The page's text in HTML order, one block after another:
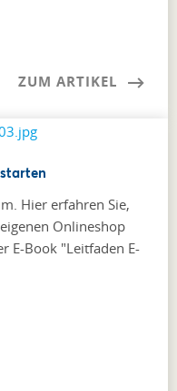
ZUM ARTIKEL
Hier erfahren Sie,
Onlineshop
E-Book "Leitfaden E-